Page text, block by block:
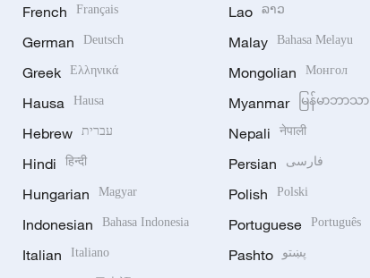
French Français
German Deutsch
Greek Ελληνικά
Hausa Hausa
Hebrew עברית
Hindi हिन्दी
Hungarian Magyar
Indonesian Bahasa Indonesia
Italian Italiano
Lao ລາວ
Malay Bahasa Melayu
Mongolian Монгол
Myanmar မြန်မာဘာသာ
Nepali नेपाली
Persian فارسی
Polish Polski
Portuguese Português
Pashto پښتو